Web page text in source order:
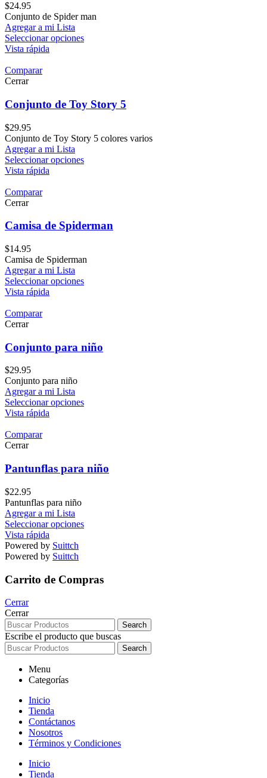
$24.95
Conjunto de Spider man
Agregar a mi Lista
Seleccionar opciones
Vista rápida
Comparar
Cerrar
Conjunto de Toy Story 5
$29.95
Conjunto de Toy Story 5 colores varios
Agregar a mi Lista
Seleccionar opciones
Vista rápida
Comparar
Cerrar
Camisa de Spiderman
$14.95
Camisa de Spiderman
Agregar a mi Lista
Seleccionar opciones
Vista rápida
Comparar
Cerrar
Conjunto para niño
$29.95
Conjunto para niño
Agregar a mi Lista
Seleccionar opciones
Vista rápida
Comparar
Cerrar
Pantunflas para niño
$22.95
Pantunflas para niño
Agregar a mi Lista
Seleccionar opciones
Vista rápida
Powered by Suittch
Powered by Suittch
Carrito de Compras
Cerrar
Cerrar
Search
Escribe el producto que buscas
Search
Menu
Categorías
Inicio
Tienda
Contáctanos
Nosotros
Términos y Condiciones
Inicio
Tienda